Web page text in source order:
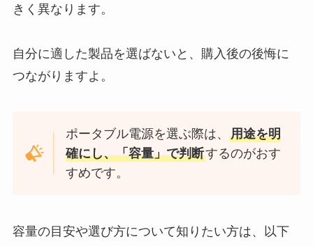
きく異なります。
自分に適した製品を選ばないと、購入後の後悔に
つながりますよ。
ポータブル電源を選ぶ際は、用途を明
確にし、「容量」で判断するのがおす
すめです。
容量の目安や選び方について知りたい方は、以下